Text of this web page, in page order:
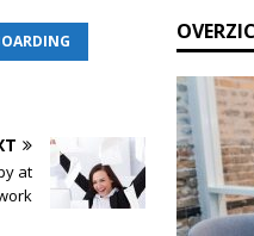
at
f
e
l
d
b
l
a